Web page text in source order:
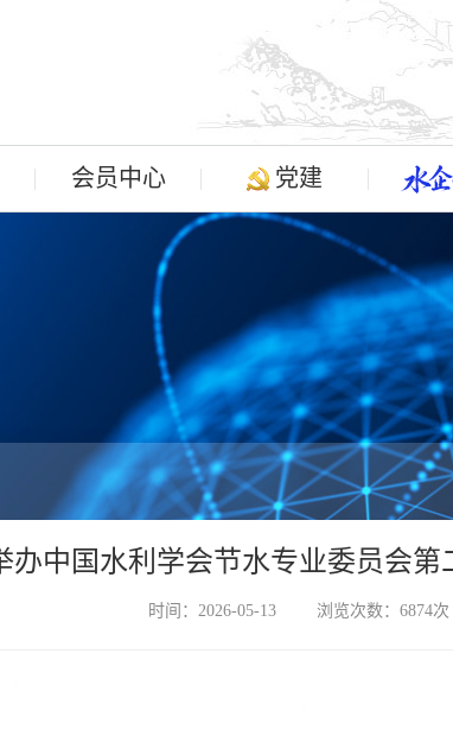
会员中心 党建
办中国水利学会节水专业委员会第
时间：2026-05-13 浏览次数：6874次